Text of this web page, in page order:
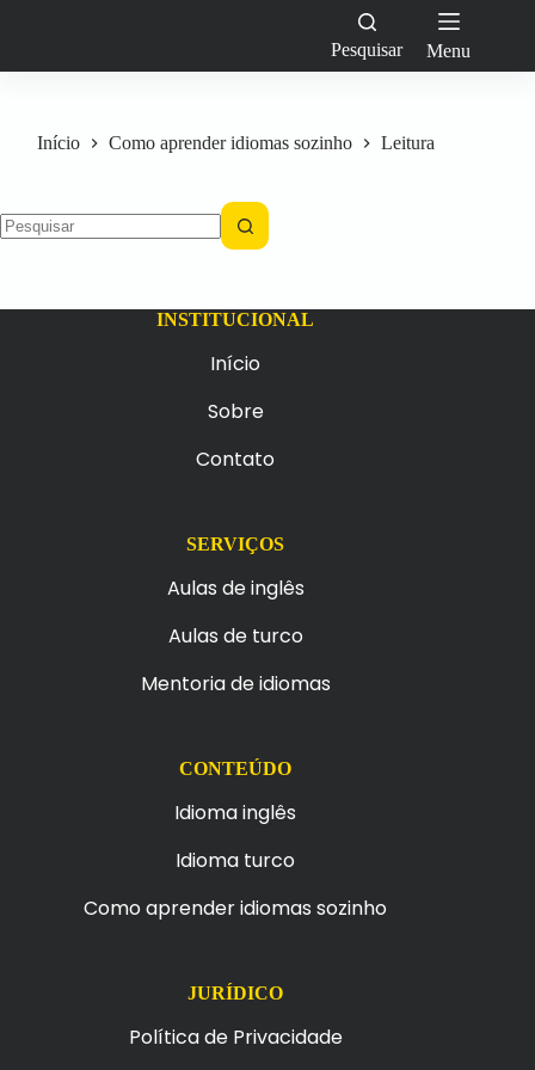
conteúdo
Pesquisar Menu
Início Como aprender idiomas sozinho Leitura
INSTITUCIONAL
Início
Sobre
Contato
SERVIÇOS
Aulas de inglês
Aulas de turco
Mentoria de idiomas
CONTEÚDO
Idioma inglês
Idioma turco
Como aprender idiomas sozinho
JURÍDICO
Política de Privacidade